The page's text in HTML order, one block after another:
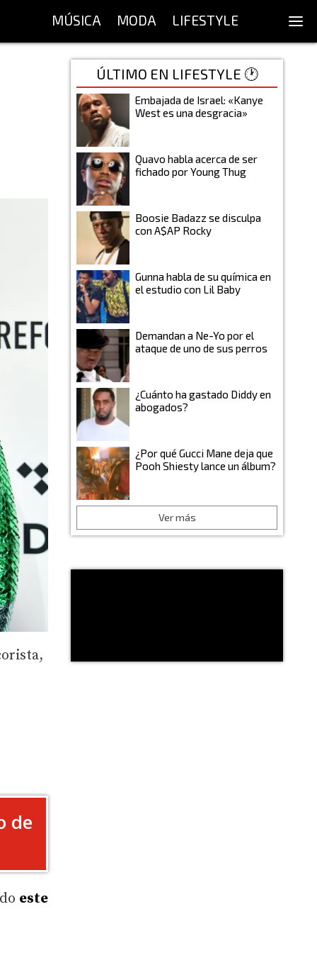
MÚSICA MODA LIFESTYLE
de
este
ÚLTIMO EN LIFESTYLE 🕐
Embajada de Israel: «Kanye
West es una desgracia»
Quavo habla acerca de ser
fichado por Young Thug
Boosie Badazz se disculpa
con A$AP Rocky
Gunna habla de su química en
el estudio con Lil Baby
Demandan a Ne-Yo por el
ataque de uno de sus perros
¿Cuánto ha gastado Diddy en
abogados?
¿Por qué Gucci Mane deja que
Pooh Shiesty lance un álbum?
Ver más